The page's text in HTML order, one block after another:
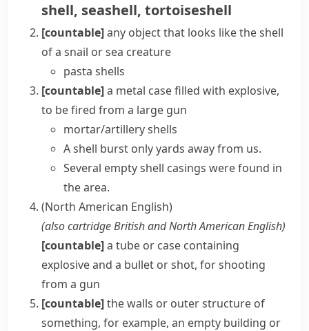
shell, seashell, tortoiseshell
[countable]any object that looks like the shell
of a snail or sea creature
pasta shells
[countable]a metal case filled with explosive,
to be fired from a large gun
mortar/artillery shells
A shell burst only yards away from us.
Several empty shell casings were found in
the area.
(North American English)
(alsocartridgeBritish and North American English)
[countable]a tube or case containing
explosiveand a bullet orshot, for shooting
from a gun
[countable]the walls or outer structure of
something, for example, an empty building or